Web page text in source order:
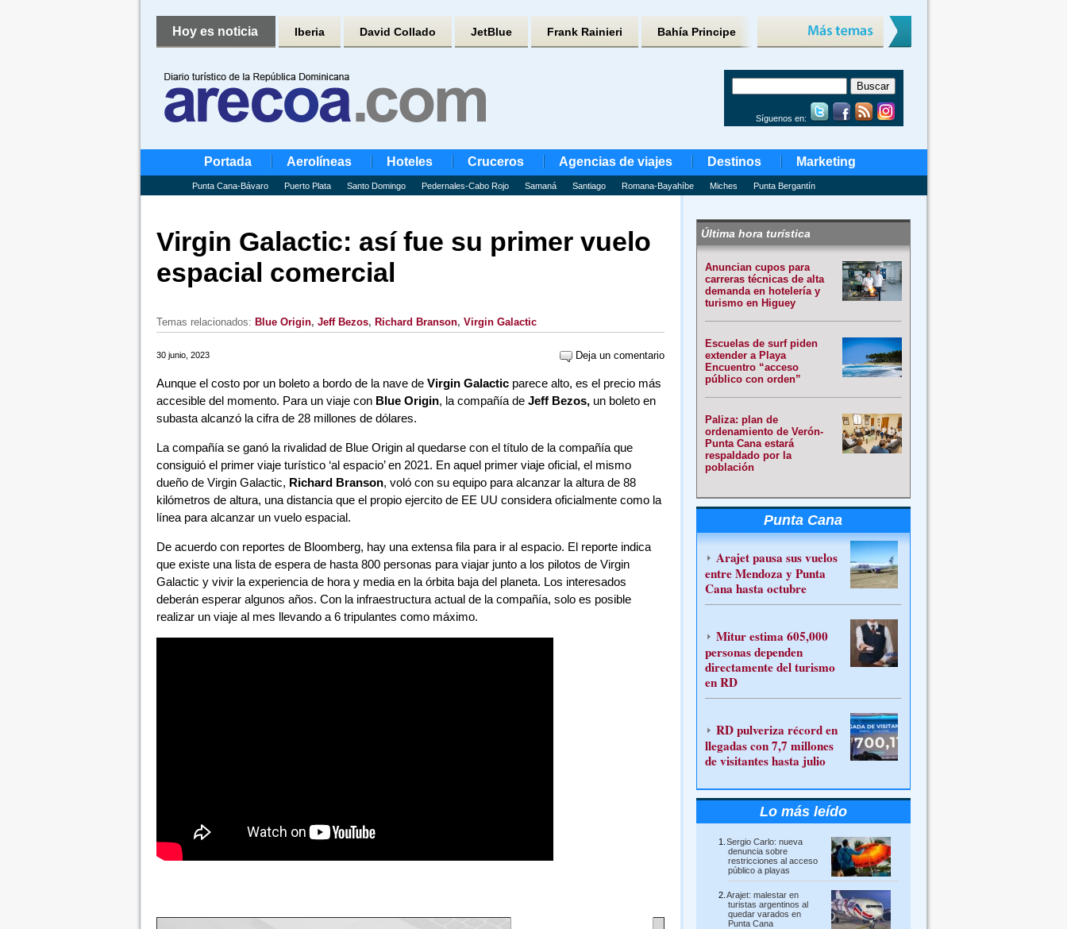
Hoy es noticia Iberia David Collado JetBlue Frank Rainieri Bahía Principe
Síguenos en:
Portada Aerolíneas Hoteles Cruceros Agencias de viajes Destinos Marketing
Punta Cana-Bávaro Puerto Plata Santo Domingo Pedernales-Cabo Rojo Samaná Santiago Romana-Bayahíbe Miches Punta Bergantín
Virgin Galactic: así fue su primer vuelo
espacial comercial
Temas relacionados: Blue Origin, Jeff Bezos, Richard Branson, Virgin Galactic
30 junio, 2023 Deja un comentario
Aunque el costo por un boleto a bordo de la nave de Virgin Galacticparece alto, es el precio más
accesible del momento. Para un viaje con Blue Origin, la compañía deJeff Bezos,un boleto en
subasta alcanzó la cifra de 28 millones de dólares.
La compañía se ganó la rivalidad de Blue Origin al quedarse con el título de la compañía que
consiguió el primer viaje turístico ‘al espacio’ en 2021. En aquel primer viaje oficial, el mismo
dueño de Virgin Galactic, Richard Branson, voló con su equipo para alcanzar la altura de 88
kilómetros de altura, una distancia que el propio ejercito de EE UU considera oficialmente como la
línea para alcanzar un vuelo espacial.
De acuerdo con reportes de Bloomberg, hay una extensa fila para ir al espacio. El reporte indica
que existe una lista de espera de hasta 800 personas para viajar junto a los pilotos de Virgin
Galactic y vivir la experiencia de hora y media en la órbita baja del planeta. Los interesados
deberán esperar algunos años. Con la infraestructura actual de la compañía, solo es posible
realizar un viaje al mes llevando a 6 tripulantes como máximo.
Última hora turística
Anuncian cupos para
carreras técnicas de alta
demanda en hotelería y
turismo en Higuey
Escuelas de surf piden
extender a Playa
Encuentro “acceso
público con orden”
Paliza: plan de
ordenamiento de Verón-
Punta Cana estará
respaldado por la
población
Punta Cana
Arajet pausa sus vuelos
entre Mendoza y Punta
Cana hasta octubre
Mitur estima 605,000
personas dependen
directamente del turismo
en RD
RD pulveriza récord en
llegadas con 7,7 millones
de visitantes hasta julio
Lo más leído
Sergio Carlo: nueva
denuncia sobre
restricciones al acceso
público a playas
Arajet: malestar en
turistas argentinos al
quedar varados en
Punta Cana